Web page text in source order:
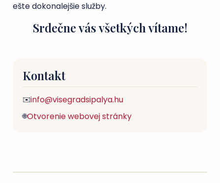
ešte dokonalejšie služby.
Srdečne vás všetkých vítame!
Kontakt
✉️info@visegradsipalya.hu
🌐Otvorenie webovej stránky